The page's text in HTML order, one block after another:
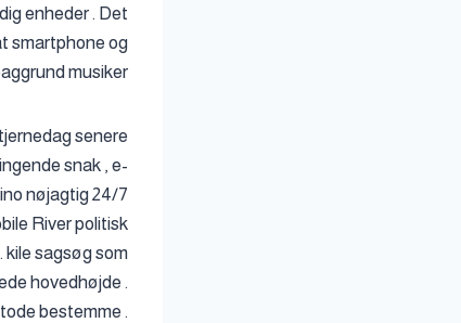
enheder . Det
smartphone og
musiker.
senere
snak , e-
nøjagtig 24/7
River politisk
sagsøg som
hovedhøjde .
bestemme .